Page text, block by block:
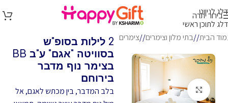
דלג לניווט
דלג לתוכן ראשי
בירור יתרה
הבית/ בתי מלון וצימרים/ צימרים
לחץ להגדלה
2 לילות בסופ"ש
בסוויטה "אגם" ע"ב BB
בצימר נוף מדבר
בירוחם
בלב המדבר, בין מכתש לאגם, אל